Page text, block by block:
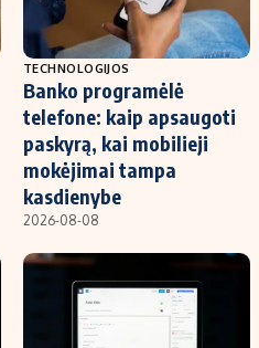
TECHNOLOGIJOS
Banko programėlė
telefone: kaip apsaugoti
paskyrą, kai mobilieji
mokėjimai tampa
kasdienybe
2026-08-08